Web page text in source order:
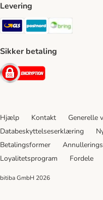
Levering
GLS Shipping Method
Postnord
Sikker betaling
Security
Hjælp Kontakt Generelle
Databeskyttelseserklæring
Betalingsformer
Loyalitetsprogram
Fordele
bitiba GmbH 2026